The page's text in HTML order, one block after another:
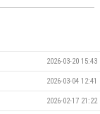
2026-03-20 15:43
2026-03-04 12:41
2026-02-17 21:22